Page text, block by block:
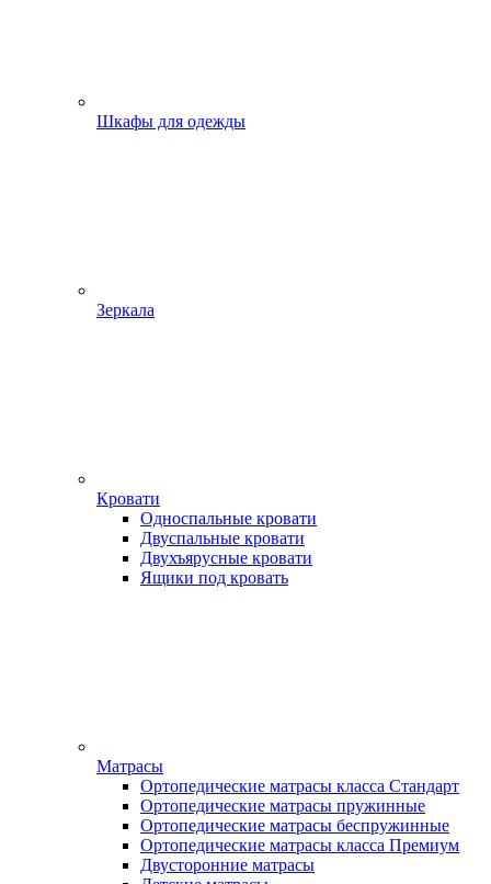
Шкафы для одежды
Зеркала
Кровати
Односпальные кровати
Двуспальные кровати
Двухъярусные кровати
Ящики под кровать
Матрасы
Ортопедические матрасы класса Стандарт
Ортопедические матрасы пружинные
Ортопедические матрасы беспружинные
Ортопедические матрасы класса Премиум
Двусторонние матрасы